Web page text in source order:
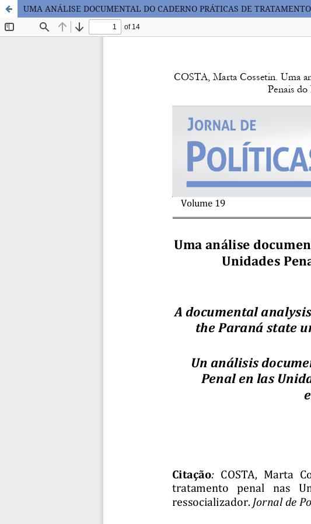
UMA ANÁLISE DOCUMENTAL DO CADERNO PRÁTICAS DE